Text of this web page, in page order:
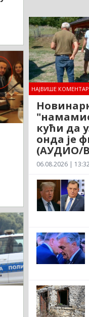
НАЈВИШЕ
кући да
онда је
(АУДИО/
06.08.2026 |